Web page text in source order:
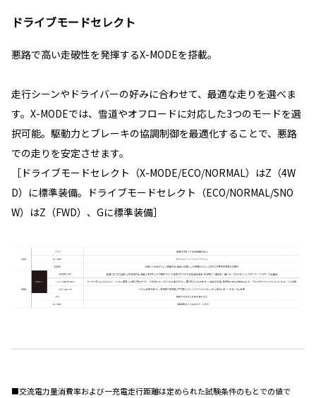
ドライブモードセレクト
悪路で高い走破性を発揮するX-MODEを搭載。
走行シーンやドライバーの好みに合わせて、最適な走りを選べま
す。X-MODEでは、雪道やオフロードに対応した3つのモードを選
択可能。駆動力とブレーキの協調制御を最適化することで、悪路
での走りを安定させます。
［ドライブモードセレクト（X-MODE/ECO/NORMAL）はZ（4W
D）に標準装備。ドライブモードセレクト（ECO/NORMAL/SNO
W）はZ（FWD）、Gに標準装備］
■交流電力量消費率および一充電走行距離は定められた試験条件のもとでの値で